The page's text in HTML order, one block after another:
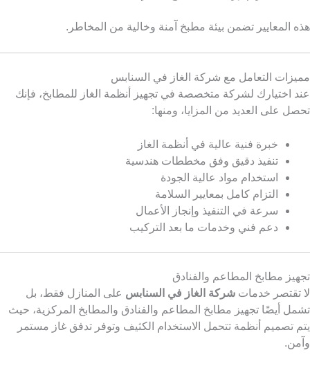
هذه المعايير تضمن بيئة مطبخ آمنة وخالية من المخاطر.
مميزات التعامل مع شركة الغاز في السنابس
عند اختيارك لشركة متخصصة في تجهيز أنظمة الغاز للمطابخ، فإنك
تحصل على العديد من المزايا، ومنها:
خبرة فنية عالية في أنظمة الغاز
تنفيذ دقيق وفق مخططات هندسية
استخدام مواد عالية الجودة
التزام كامل بمعايير السلامة
سرعة في التنفيذ وإنجاز الأعمال
دعم فني وخدمات ما بعد التركيب
تجهيز مطابخ المطاعم والفنادق
لا تقتصر خدمات شركة الغاز في السنابس على المنازل فقط، بل
تشمل أيضًا تجهيز مطابخ المطاعم والفنادق والمطابخ المركزية، حيث
يتم تصميم أنظمة تتحمل الاستخدام الكثيف وتوفر تدفق غاز مستمر
وآمن.